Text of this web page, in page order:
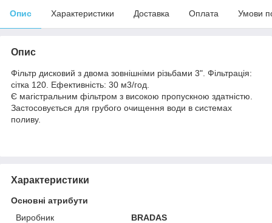
Опис Характеристики Доставка Оплата Умови
Опис
Фільтр дисковий з двома зовнішніми різьбами 3". Фільтрація:
сітка 120. Ефективність: 30 м3/год.
Є магістральним фільтром з високою пропускною здатністю.
Застосовується для грубого очищення води в системах
поливу.
Характеристики
Основні атрибути
Виробник
BRADAS